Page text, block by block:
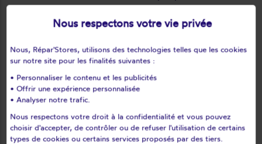
Le tartre-gaudran
Le tertre-saint-denis
Les alluets-le-roi
Les bréviaires
Les clayes-sous-bois
Les essarts-le-roi
Les loges-en-josas
Les mureaux
Limay
Limetz-villez
Lommoye
Longnes
Nous respectons votre vie privée
Nous, Répar'Stores, utilisons des technologies telles que les cookies
sur notre site pour les finalités suivantes :
• Personnaliser le contenu et les publicités
• Offrir une expérience personnalisée
• Analyser notre trafic.
Nous respectons votre droit à la confidentialité et vous pouvez
choisir d'accepter, de contrôler ou de refuser l'utilisation de certains
types de cookies ou certains services proposés par des tiers.